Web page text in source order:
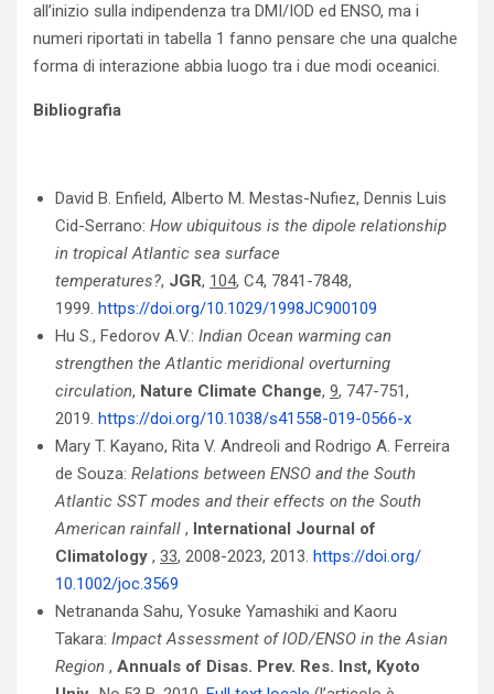
all’inizio sulla indipendenza tra DMI/IOD ed ENSO, ma i
numeri riportati in tabella 1 fanno pensare che una qualche
forma di interazione abbia luogo tra i due modi oceanici.
Bibliografia
David B. Enfield, Alberto M. Mestas-Nufiez, Dennis Luis
Cid-Serrano: How ubiquitous is the dipole relationship
in tropical Atlantic sea surface
temperatures?, JGR, 104, C4, 7841-7848,
1999. https://doi.org/10.1029/1998JC900109
Hu S., Fedorov A.V.: Indian Ocean warming can
strengthen the Atlantic meridional overturning
circulation, Nature Climate Change, 9, 747-751,
2019. https://doi.org/10.1038/s41558-019-0566-x
Mary T. Kayano, Rita V. Andreoli and Rodrigo A. Ferreira
de Souza: Relations between ENSO and the South
Atlantic SST modes and their effects on the South
American rainfall , International Journal of
Climatology , 33, 2008-2023, 2013. https://doi.org/
10.1002/joc.3569
Netrananda Sahu, Yosuke Yamashiki and Kaoru
Takara: Impact Assessment of IOD/ENSO in the Asian
Region , Annuals of Disas. Prev. Res. Inst, Kyoto